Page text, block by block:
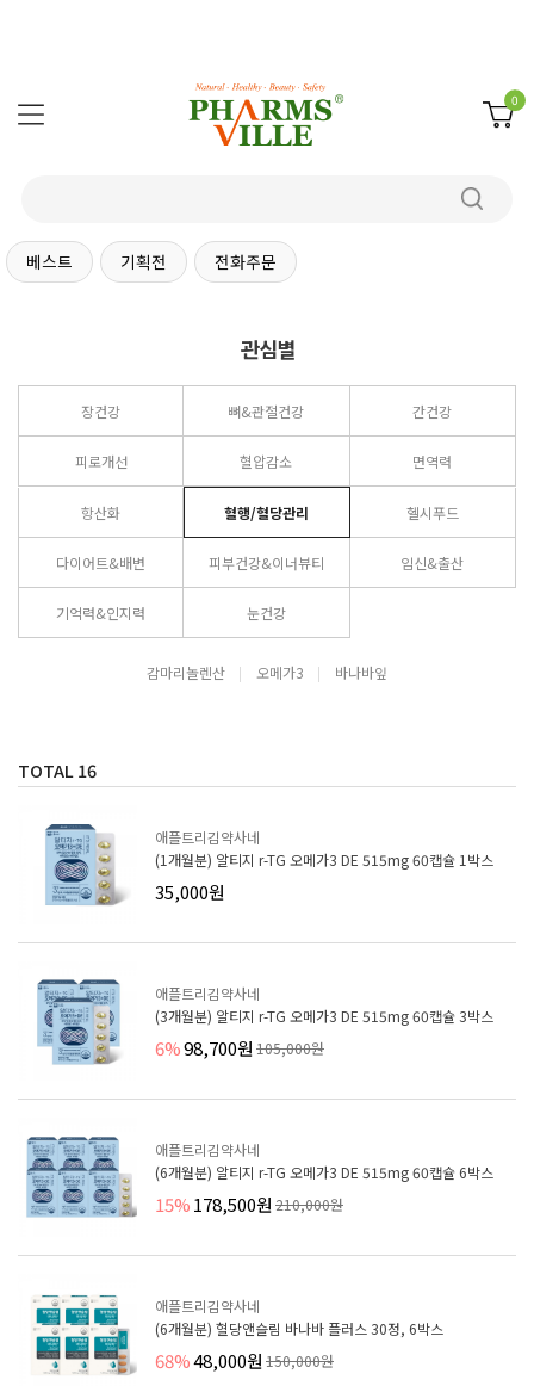
0
베스트 기획전 전화주문
관심별
장건강 뼈&관절건강 간건강
피로개선 혈압감소 면역력
항산화 혈행/혈당관리 헬시푸드
다이어트&배변 피부건강&이너뷰티 임신&출산
기억력&인지력 눈건강
감마리놀렌산 오메가3 바나바잎
TOTAL 16
애플트리김약사네
(1개월분) 알티지 r-TG 오메가3 DE 515mg 60캡슐 1박스
35,000원
애플트리김약사네
(3개월분) 알티지 r-TG 오메가3 DE 515mg 60캡슐 3박스
6%98,700원 105,000원
애플트리김약사네
(6개월분) 알티지 r-TG 오메가3 DE 515mg 60캡슐 6박스
15%178,500원 210,000원
애플트리김약사네
(6개월분) 혈당앤슬림 바나바 플러스 30정, 6박스
68%48,000원 150,000원